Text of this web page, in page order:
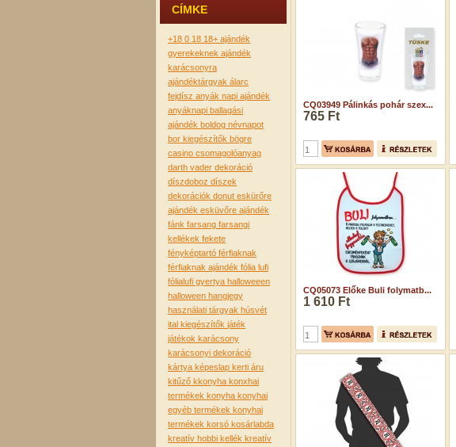
CÍMKE
+18 0 18 18+ ajándék
gyerekeknek ajándék
karácsonyra
ajándéktárgyak álarc
fejdísz anyák napi ajándék
anyáknapi ballagási
ajándék boldog névnapot
bor kiegészítők bögre
casino csomagolóanyag
darth vader dekoráció
díszdoboz díszek
dekorációk donut eskürőre
ajándék esküvőre ajándék
fánk farsang farsangi
kellékek fekete
fényképtartó férfiaknak
férfiaknak ajándék fólia lufi
fólialufi gyertya halloweeen
halloween hangjegy
használati tárgyak húsvét
ital kiegészítők játék
játékok karácsony
karácsonyi dekoráció
kártya képeslap kerti áru
kitűző kkonyha konxhai
termékek konyha konyhai
egyéb termékek konyhai
termékek korsó kosárlabda
kreatív hobbi kellék kreatív
CQ03949 Pálinkás pohár szex...
765 Ft
CQ05073 Előke Buli folymatb...
1 610 Ft